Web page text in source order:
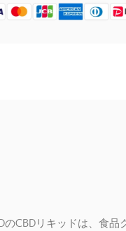
のCBDリキッドは、食品